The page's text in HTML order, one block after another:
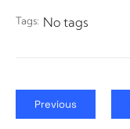
Tags: No tags
Previous